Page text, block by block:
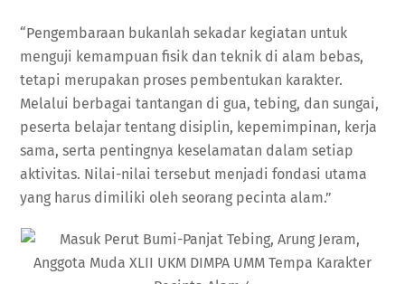
“Pengembaraan bukanlah sekadar kegiatan untuk
menguji kemampuan fisik dan teknik di alam bebas,
tetapi merupakan proses pembentukan karakter.
Melalui berbagai tantangan di gua, tebing, dan sungai,
peserta belajar tentang disiplin, kepemimpinan, kerja
sama, serta pentingnya keselamatan dalam setiap
aktivitas. Nilai-nilai tersebut menjadi fondasi utama
yang harus dimiliki oleh seorang pecinta alam.”